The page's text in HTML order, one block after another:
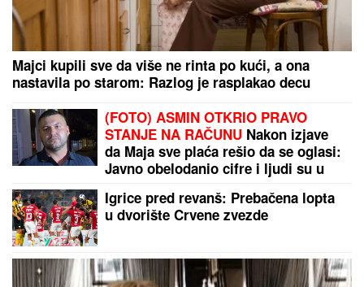
(VIDEO) "IZGLEDAM KAO TELE"Asmina prozivali
zbog kilaže, on se sada snimio i šokirao: Maja ga
momentalno prekorila